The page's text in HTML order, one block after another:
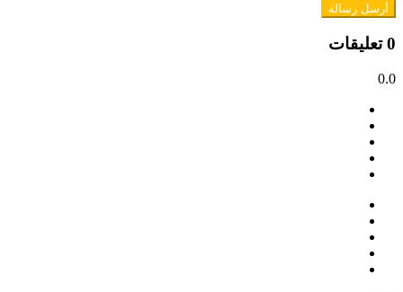
أرسل رسالة
0 تعليقات
0.0